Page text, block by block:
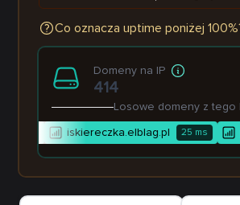
Co oznacza uptime poniżej
Domeny na IP
414
Losowe domeny z tego
iskiereczka.elblag.pl 25ms